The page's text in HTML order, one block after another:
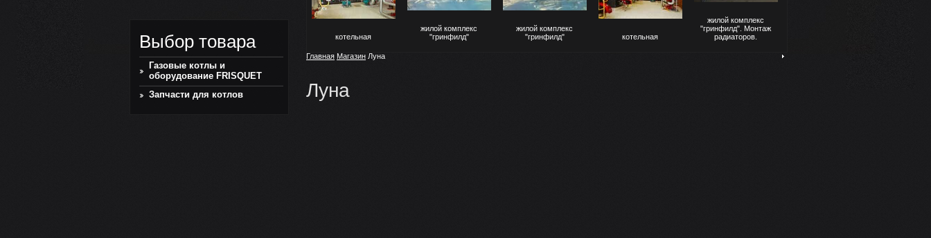
Выбор товара
Газовые котлы и
оборудование FRISQUET
Запчасти для котлов
котельная
жилой комплекс
"гринфилд"
жилой комплекс
"гринфилд"
котельная
жилой комплекс
"гринфилд". Монтаж
радиаторов.
Главная Магазин Луна
Луна